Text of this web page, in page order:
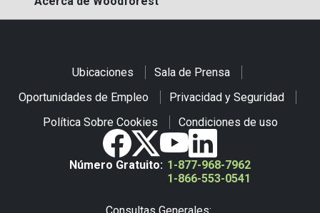
Ubicaciones
Sala de Prensa
Oportunidades de Empleo
Privacidad y Seguridad
Política Sobre Cookies
Condiciones de uso
Número Gratuito: 1-877-968-7962
1-866-553-0541